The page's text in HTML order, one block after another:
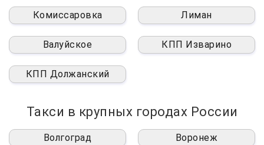
Комиссаровка Лиман
Валуйское КПП Изварино
КПП Должанский
Такси в крупных городах России
Волгоград Воронеж